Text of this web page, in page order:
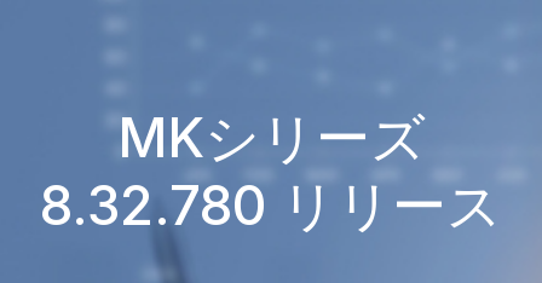
MKシリーズ
8.32.780 リリース